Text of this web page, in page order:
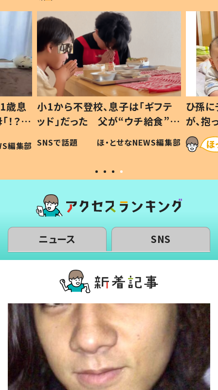
歳息
？」
編集部
小1から不登校、息子は「ギフテ
ッド」だった 父が“ウチ給食”を
作り続ける理由とは #令和の親
#令和の子
SNSで話題 ほ・とせなNEWS編集部
ひ孫
が、
「涙が
い」
ニュース SNS